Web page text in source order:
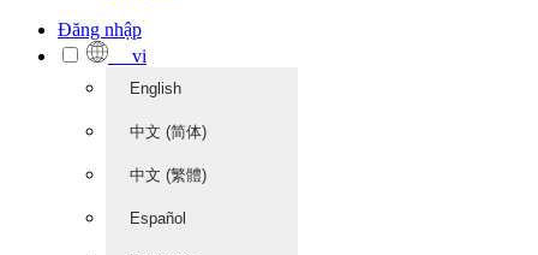
Đăng nhập
vi
English
中文 (简体)
中文 (繁體)
Español